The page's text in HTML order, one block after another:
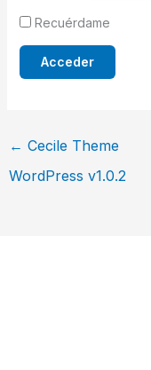
Recuérdame
← Cecile Theme
WordPress v1.0.2